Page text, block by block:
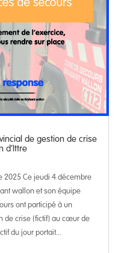
de gestion de crise
d’Ittre
2025 Ce jeudi 4 décembre
wallon et son équipe
ont participé à un
de crise (fictif) au cœur de
du jour portait...